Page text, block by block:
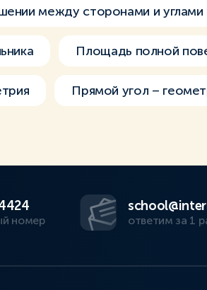
между сторонами и углами
Площадь полной
Прямой угол –
номер ответим за 1